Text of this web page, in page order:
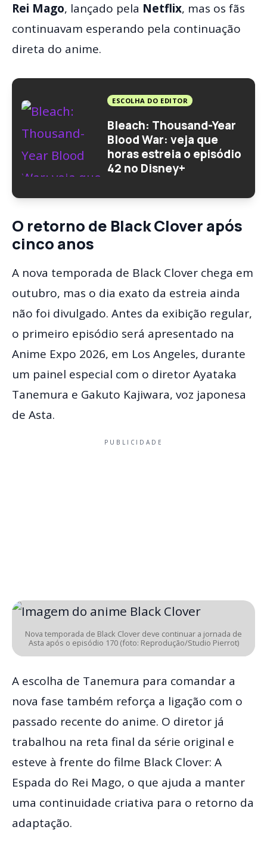
Rei Mago, lançado pela Netflix, mas os fãs
continuavam esperando pela continuação
direta do anime.
ESCOLHA DO EDITOR
Bleach: Thousand-Year
Blood War: veja que
horas estreia o episódio
42 no Disney+
O retorno de Black Clover após
cinco anos
A nova temporada de Black Clover chega em
outubro, mas o dia exato da estreia ainda
não foi divulgado. Antes da exibição regular,
o primeiro episódio será apresentado na
Anime Expo 2026, em Los Angeles, durante
um painel especial com o diretor Ayataka
Tanemura e Gakuto Kajiwara, voz japonesa
de Asta.
PUBLICIDADE
Nova temporada de Black Clover deve continuar a jornada de
Asta após o episódio 170 (foto: Reprodução/Studio Pierrot)
A escolha de Tanemura para comandar a
nova fase também reforça a ligação com o
passado recente do anime. O diretor já
trabalhou na reta final da série original e
esteve à frente do filme Black Clover: A
Espada do Rei Mago, o que ajuda a manter
uma continuidade criativa para o retorno da
adaptação.